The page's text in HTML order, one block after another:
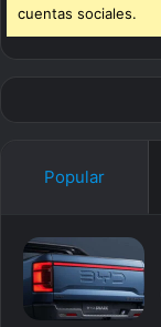
cuentas sociales.
Popular